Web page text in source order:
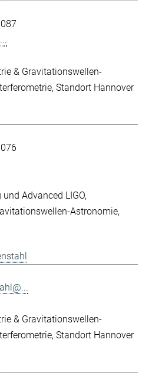
& Gravitationswellen-
Standort Hannover
Advanced LIGO
Astronomie
& Gravitationswellen-
Standort Hannover